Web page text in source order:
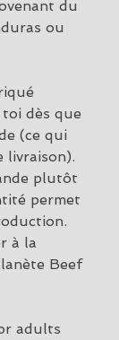
du
ou
dès que
(ce qui
livraison).
plutôt
permet
à la
Beef
adults